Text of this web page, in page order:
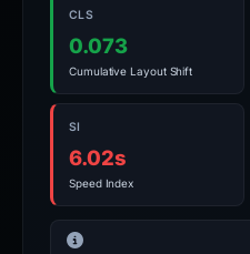
CLS
0.073
Cumulative Layout Shift
SI
6.02s
Speed Index